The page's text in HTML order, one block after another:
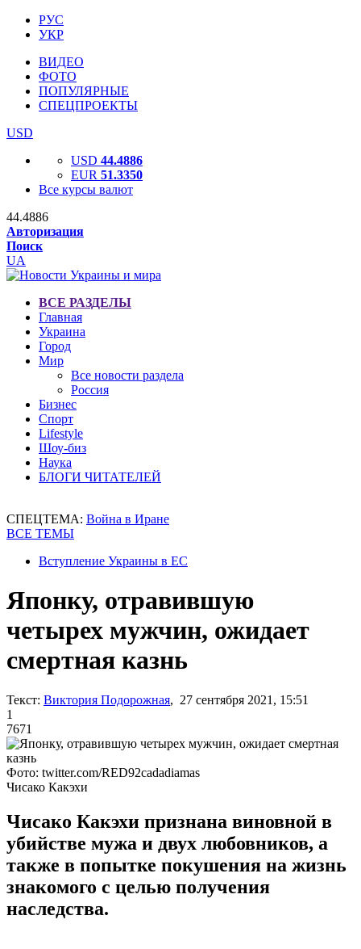
РУС
УКР
ВИДЕО
ФОТО
ПОПУЛЯРНЫЕ
СПЕЦПРОЕКТЫ
USD
USD 44.4886
EUR 51.3350
Все курсы валют
44.4886
Авторизация
Поиск
UA
ВСЕ РАЗДЕЛЫ
Главная
Украина
Город
Мир
Все новости раздела
Россия
Бизнес
Спорт
Lifestyle
Шоу-биз
Наука
БЛОГИ ЧИТАТЕЛЕЙ
СПЕЦТЕМА: Война в Иране
ВСЕ ТЕМЫ
Вступление Украины в ЕС
Японку, отравившую
четырех мужчин, ожидает
смертная казнь
Текст: Виктория Подорожная, 27 сентября 2021, 15:51
1
7671
Фото: twitter.com/RED92cadadiamas
Чисако Какэхи
Чисако Какэхи признана виновной в
убийстве мужа и двух любовников, а
также в попытке покушения на жизнь
знакомого с целью получения
наследства.